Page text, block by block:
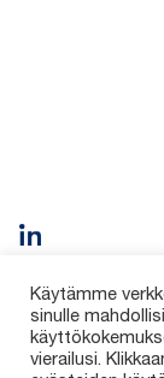
Käytämme
sinulle
vierailusi.